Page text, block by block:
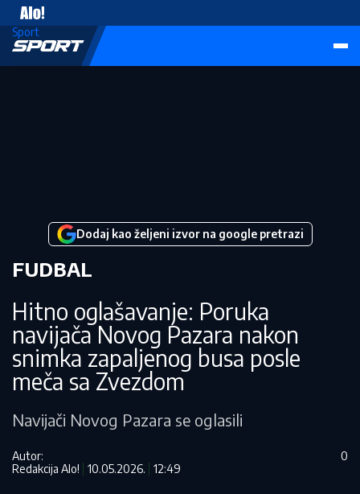
Vesti
Sport
Dodaj kao željeni izvor na google pretrazi
FUDBAL
Hitno oglašavanje: Poruka
navijača Novog Pazara nakon
snimka zapaljenog busa posle
meča sa Zvezdom
Navijači Novog Pazara se oglasili
Autor:
Redakcija Alo!
10.05.2026. 12:49
0